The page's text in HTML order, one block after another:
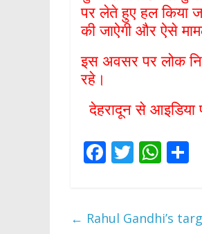
पर लेते हुए हल किया
की जाऐगी और ऐसे
इस अवसर पर लोक
रहे।
देहरादून से आइडिया
F
b
T
er
W
s e
← Rahul Gandhi’s